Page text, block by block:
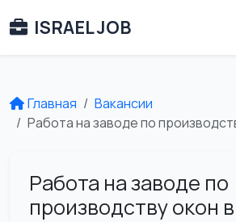
ISRAEL JOB
Главная
Вакансии
Работа на заводе по
Работа на заводе по
производству окон